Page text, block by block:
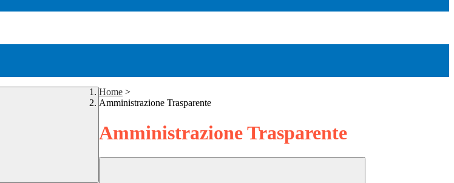
Home >
Amministrazione Trasparente
Amministrazione Trasparente